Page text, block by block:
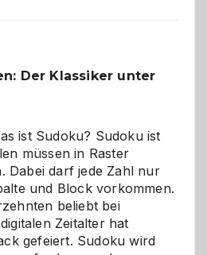
Der Klassiker unter
ist Sudoku? Sudoku ist
müssen in Raster
Dabei darf jede Zahl nur
und Block vorkommen.
beliebt bei
Zeitalter hat
gefeiert. Sudoku wird